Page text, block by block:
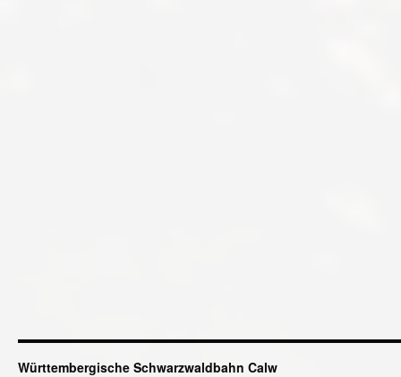
Württembergische Schwarzwaldbahn Calw